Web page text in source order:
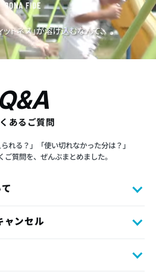
Q&A
あるご質問
れる？」「使い切れなかった分は？」
ご質問を、ぜんぶまとめました。
ャンセル